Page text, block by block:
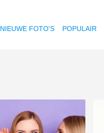
NIEUWE FOTO'S POPULAIR